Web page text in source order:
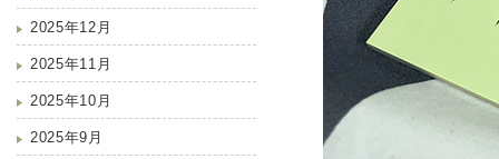
2025年12月
2025年11月
2025年10月
2025年9月